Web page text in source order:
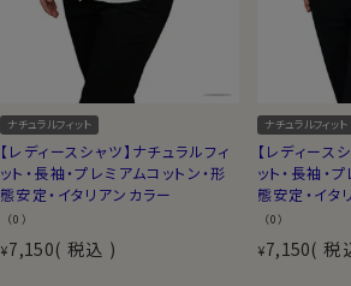
ナチュラルフィット
【レディースシャツ】ナチュラルフィ
ット・長袖・プレミアムコットン・形
態安定・イタリアンカラー
（0）
¥7,150 税込
ナチュラルフィット
【レディース
ット・長袖・
態安定・イタ
（0）
¥7,150 税